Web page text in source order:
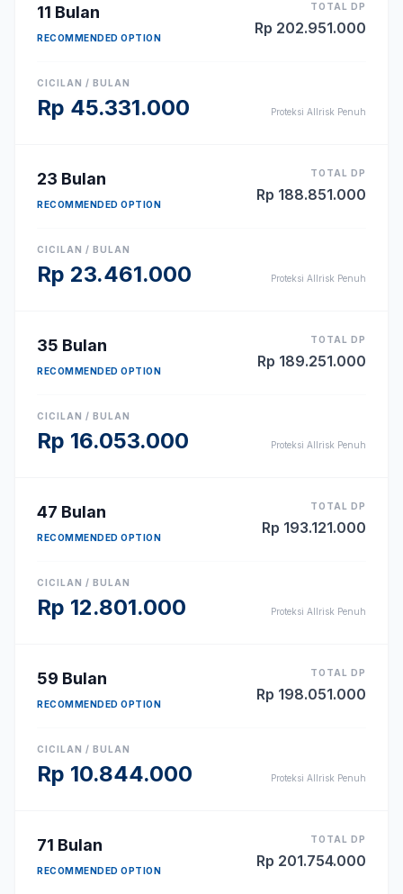
11 Bulan
RECOMMENDED OPTION
TOTAL DP
Rp 202.951.000
CICILAN / BULAN
Rp 45.331.000 Proteksi Allrisk Penuh
23 Bulan
RECOMMENDED OPTION
TOTAL DP
Rp 188.851.000
CICILAN / BULAN
Rp 23.461.000 Proteksi Allrisk Penuh
35 Bulan
RECOMMENDED OPTION
TOTAL DP
Rp 189.251.000
CICILAN / BULAN
Rp 16.053.000 Proteksi Allrisk Penuh
47 Bulan
RECOMMENDED OPTION
TOTAL DP
Rp 193.121.000
CICILAN / BULAN
Rp 12.801.000 Proteksi Allrisk Penuh
59 Bulan
RECOMMENDED OPTION
TOTAL DP
Rp 198.051.000
CICILAN / BULAN
Rp 10.844.000 Proteksi Allrisk Penuh
71 Bulan
RECOMMENDED OPTION
TOTAL DP
Rp 201.754.000